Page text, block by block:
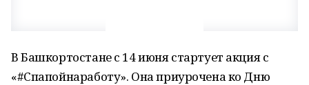
В Башкортостане с 14 июня стартует акция с
«#Спапойнаработу». Она приурочена ко Дню